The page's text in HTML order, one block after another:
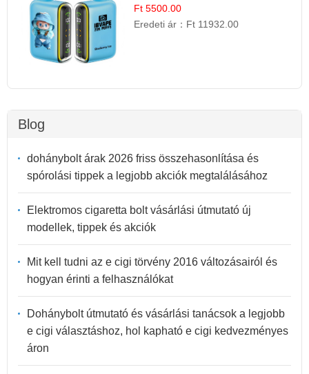
Desszert Íz
Ft 5500.00
Eredeti ár： Ft 11932.00
Blog
dohánybolt árak 2026 friss összehasonlítása és
spórolási tippek a legjobb akciók megtalálásához
Elektromos cigaretta bolt vásárlási útmutató új
modellek, tippek és akciók
Mit kell tudni az e cigi törvény 2016 változásairól és
hogyan érinti a felhasználókat
Dohánybolt útmutató és vásárlási tanácsok a legjobb
e cigi választáshoz, hol kapható e cigi kedvezményes
áron